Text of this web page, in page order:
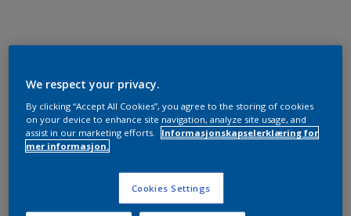
We respect your privacy.
By clicking “Accept All Cookies”, you agree to the storing of cookies
on your device to enhance site navigation, analyze site usage, and
assist in our marketing efforts.
Informasjonskapselerklæring for
mer informasjon.
Cookies Settings